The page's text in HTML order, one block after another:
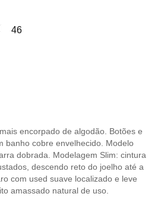
46
encorpado de algodão. Botões e
banho cobre envelhecido. Modelo
dobrada. Modelagem Slim: cintura
descendo reto do joelho até a
com used suave localizado e leve
amassado natural de uso.